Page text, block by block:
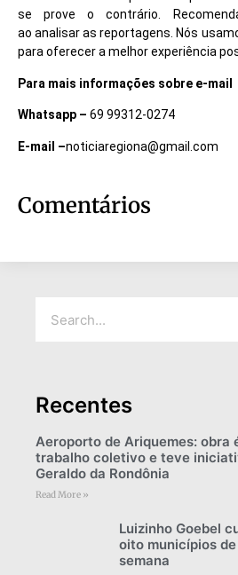
se prove o contrário.
ao analisar as reportagens. Nós
para oferecer a melhor experiência
Para mais informações sobre e-mail
Whatsapp – 69 99312-0274
E-mail –noticiaregiona@gmail.com
Comentários
Recentes
Aeroporto de Ariquemes: obra
trabalho coletivo e teve
Geraldo da Rondônia
Read More »
Luizinho Goebel
oito municípios
semana